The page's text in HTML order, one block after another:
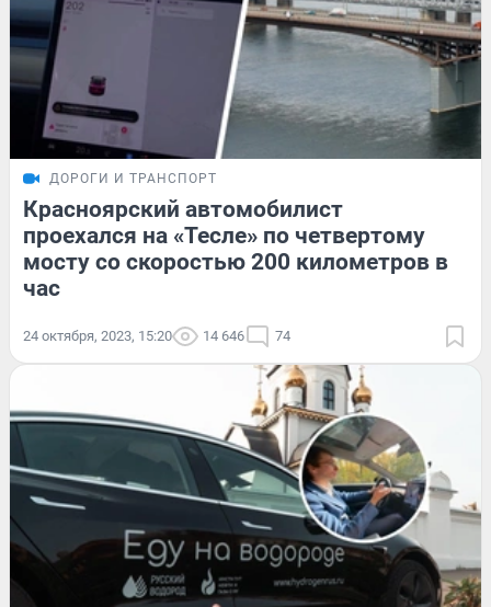
ДОРОГИ И ТРАНСПОРТ
Красноярский автомобилист
проехался на «Тесле» по четвертому
мосту со скоростью 200 километров в
час
24 октября, 2023, 15:20 14 646 74